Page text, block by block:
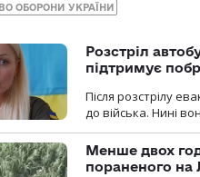
ОБОРОНИ УКРАЇНИ
Розстріл
підтримує
Після розстрілу
до війська. Нині
Менше двох
пораненого